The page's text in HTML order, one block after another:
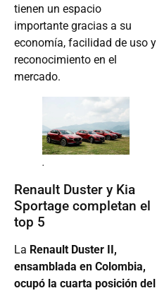
tienen un espacio
importante gracias a su
economía, facilidad de uso y
reconocimiento en el
mercado.
.
Renault Duster y Kia
Sportage completan el
top 5
La Renault Duster II,
ensamblada en Colombia,
ocupó la cuarta posición del